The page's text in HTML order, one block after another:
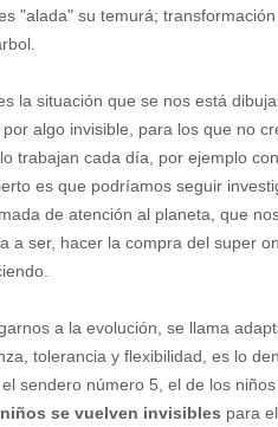
"alada" su temurá;
la situación que se nos está
algo invisible, para los que no
trabajan cada día, por ejemplo
es que podríamos seguir
de atención al planeta, que
a ser, hacer la compra del super
a la evolución, se llama
tolerancia y flexibilidad, es lo
sendero número 5, el de los
se vuelven invisibles para